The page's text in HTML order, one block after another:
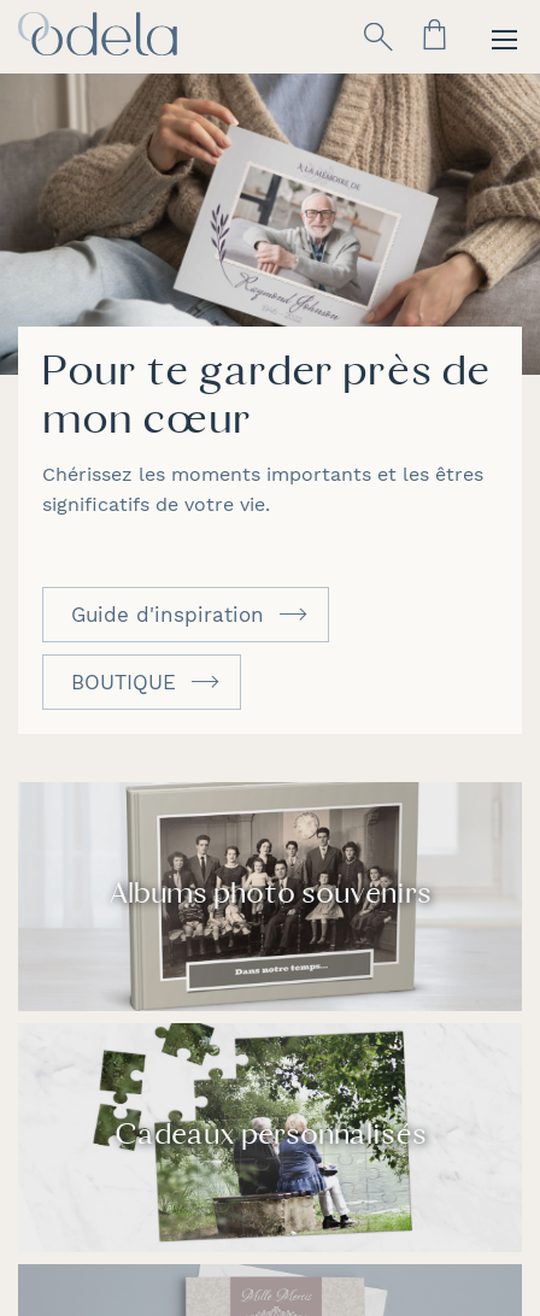
Allez
au
contenu
Rechercher
Pour te garder près de
mon cœur
Chérissez les moments importants et les êtres
significatifs de votre vie.
Guide d'inspiration
BOUTIQUE
Albums photo souvenirs
Cadeaux personnalisés